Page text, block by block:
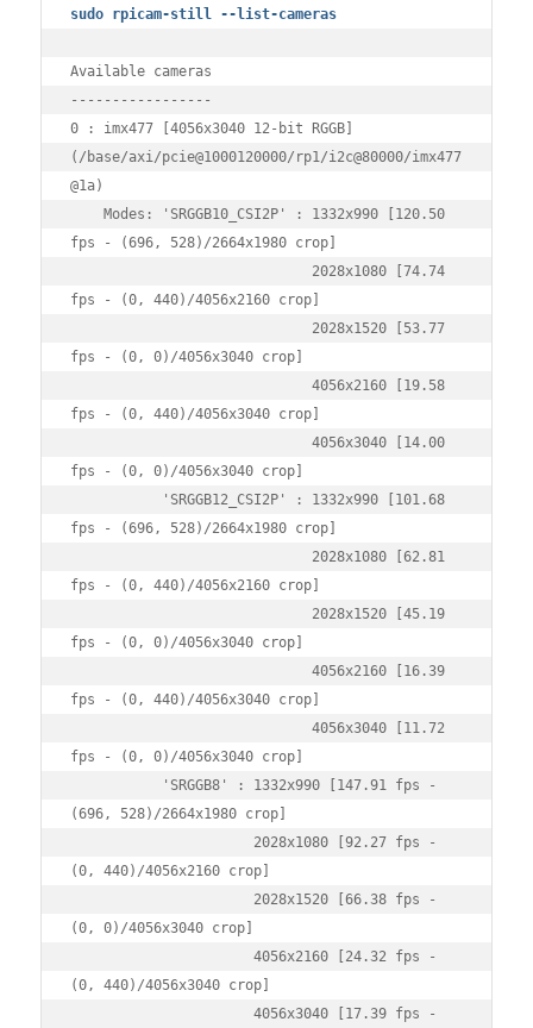
sudo rpicam-still --list-cameras
Available cameras
-----------------
0 : imx477 [4056x3040 12-bit RGGB]
(/base/axi/pcie@1000120000/rp1/i2c@80000/imx477
@1a)
fps - (696, 528)/2664x1980 crop]
fps - (0, 440)/4056x2160 crop]
fps - (0, 0)/4056x3040 crop]
fps - (0, 440)/4056x3040 crop]
fps - (0, 0)/4056x3040 crop]
fps - (696, 528)/2664x1980 crop]
fps - (0, 440)/4056x2160 crop]
fps - (0, 0)/4056x3040 crop]
fps - (0, 440)/4056x3040 crop]
fps - (0, 0)/4056x3040 crop]
(696, 528)/2664x1980 crop]
(0, 440)/4056x2160 crop]
(0, 0)/4056x3040 crop]
(0, 440)/4056x3040 crop]